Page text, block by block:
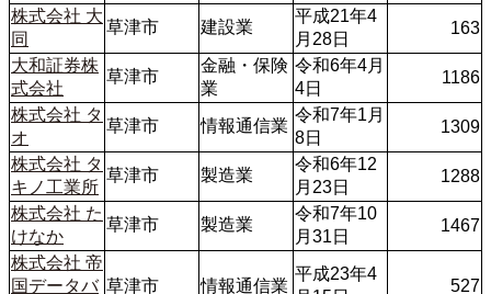
株式会社 大
同
草津市 建設業
平成21年4
月28日
163
大和証券株
式会社
草津市
金融・保険
業
令和6年4月
4日
1186
株式会社 タ
オ
草津市 情報通信業
令和7年1月
8日
1309
株式会社 タ
キノ工業所
草津市 製造業
令和6年12
月23日
1288
株式会社 た
けなか
草津市 製造業
令和7年10
月31日
1467
株式会社 帝
国データバ 草津市 情報通信業
平成23年4
527